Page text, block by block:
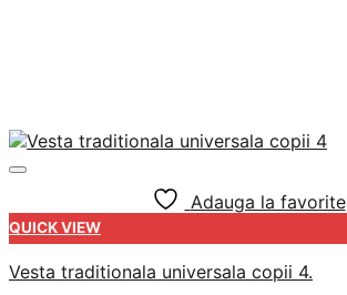
Adauga la favorite
QUICK VIEW
Vesta traditionala universala copii 4.